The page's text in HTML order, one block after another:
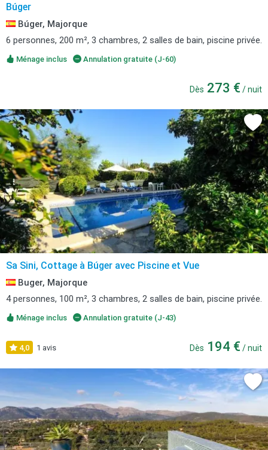
Búger
Búger, Majorque
6 personnes, 200 m², 3 chambres, 2 salles de bain, piscine privée.
Ménage inclus Annulation gratuite (J-60)
Dès 273 € / nuit
Sa Sini, Cottage à Búger avec Piscine et Vue
Buger, Majorque
4 personnes, 100 m², 3 chambres, 2 salles de bain, piscine privée.
Ménage inclus Annulation gratuite (J-43)
4,0 1 avis Dès 194 € / nuit